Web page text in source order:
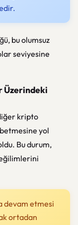
bu olumsuz
seviyesine
Üzerindeki
kripto
yol
Bu durum,
eğilimlerini
devam etmesi
ortadan